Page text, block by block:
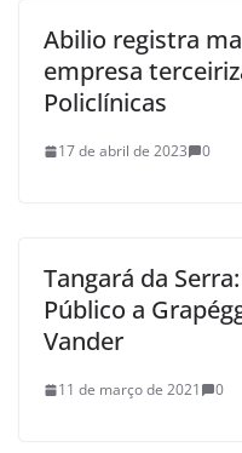
Abilio registra
empresa
Policlínicas
17 de abril de 2023 0
Tangará da
Público a
Vander
11 de março de 2021 0